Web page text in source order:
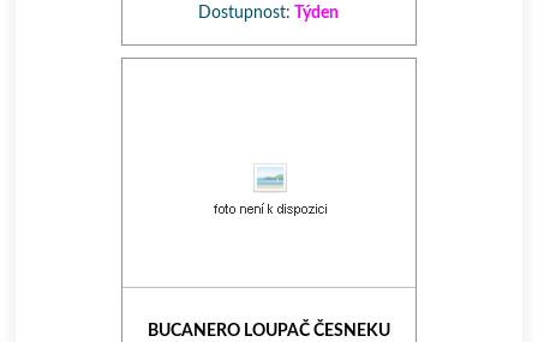
Dostupnost: Týden
BUCANERO LOUPAČ ČESNEKU